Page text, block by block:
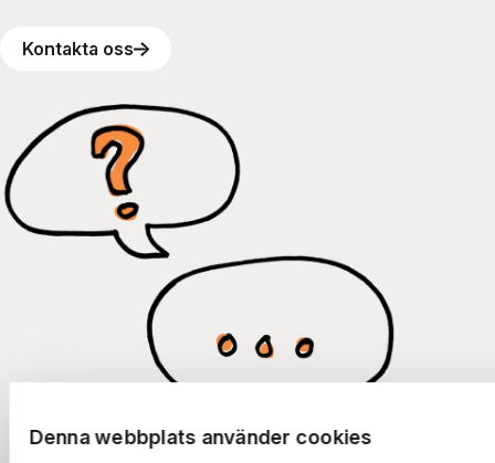
Denna webbplats använder cookies
Kontakta oss